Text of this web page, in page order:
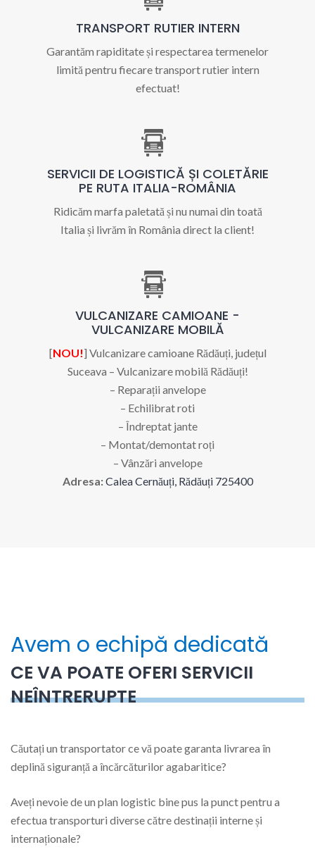
TRANSPORT RUTIER INTERN
Garantăm rapiditate și respectarea termenelor
limită pentru fiecare transport rutier intern
efectuat!
SERVICII DE LOGISTICĂ ȘI COLETĂRIE
PE RUTA ITALIA-ROMÂNIA
Ridicăm marfa paletată și nu numai din toată
Italia și livrăm în România direct la client!
VULCANIZARE CAMIOANE -
VULCANIZARE MOBILĂ
[NOU!] Vulcanizare camioane Rădăuți, județul
Suceava – Vulcanizare mobilă Rădăuți!
– Reparații anvelope
– Echilibrat roti
– Îndreptat jante
– Montat/demontat roți
– Vânzări anvelope
Adresa:Calea Cernăuți, Rădăuți 725400
Avem o echipă dedicată
CE VA POATE OFERI SERVICII
NEÎNTRERUPTE
Căutați un transportator ce vă poate garanta livrarea în
deplină siguranță a încărcăturilor agabaritice?
Aveți nevoie de un plan logistic bine pus la punct pentru a
efectua transporturi diverse către destinații interne și
internaționale?